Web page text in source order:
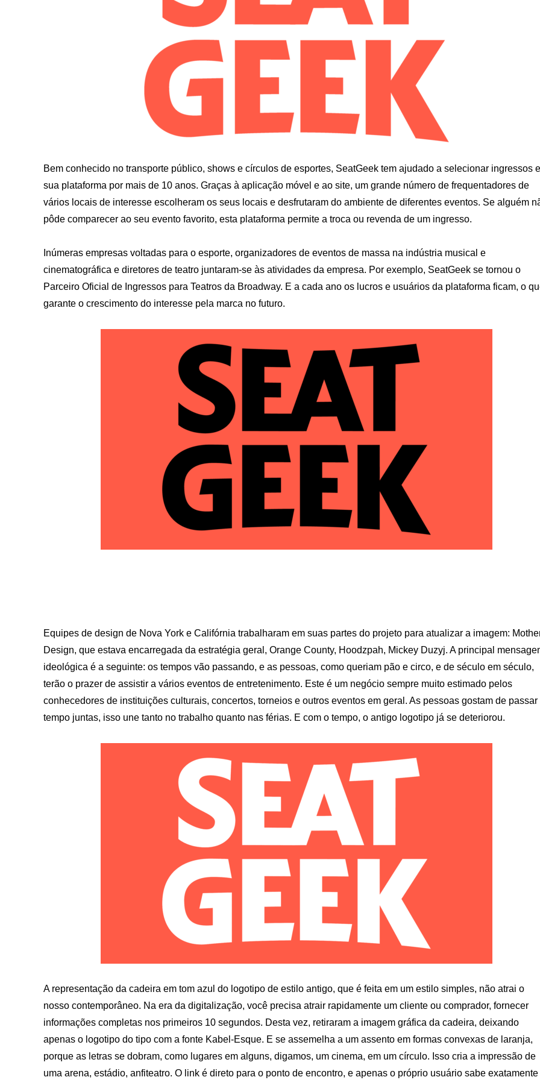
Bem conhecido no transporte público, shows e círculos de esportes, SeatGeek tem ajudado a selecionar ingressos
sua plataforma por mais de 10 anos. Graças à aplicação móvel e ao site, um grande número de frequentadores de
vários locais de interesse escolheram os seus locais e desfrutaram do ambiente de diferentes eventos. Se alguém
pôde comparecer ao seu evento favorito, esta plataforma permite a troca ou revenda de um ingresso.
Inúmeras empresas voltadas para o esporte, organizadores de eventos de massa na indústria musical e
cinematográfica e diretores de teatro juntaram-se às atividades da empresa. Por exemplo, SeatGeek se tornou o
Parceiro Oficial de Ingressos para Teatros da Broadway. E a cada ano os lucros e usuários da plataforma ficam, o
garante o crescimento do interesse pela marca no futuro.
Equipes de design de Nova York e Califórnia trabalharam em suas partes do projeto para atualizar a imagem:
Design, que estava encarregada da estratégia geral, Orange County, Hoodzpah, Mickey Duzyj. A principal
ideológica é a seguinte: os tempos vão passando, e as pessoas, como queriam pão e circo, e de século em século,
terão o prazer de assistir a vários eventos de entretenimento. Este é um negócio sempre muito estimado pelos
conhecedores de instituições culturais, concertos, torneios e outros eventos em geral. As pessoas gostam de passar
tempo juntas, isso une tanto no trabalho quanto nas férias. E com o tempo, o antigo logotipo já se deteriorou.
A representação da cadeira em tom azul do logotipo de estilo antigo, que é feita em um estilo simples, não atrai o
nosso contemporâneo. Na era da digitalização, você precisa atrair rapidamente um cliente ou comprador, fornecer
informações completas nos primeiros 10 segundos. Desta vez, retiraram a imagem gráfica da cadeira, deixando
apenas o logotipo do tipo com a fonte Kabel-Esque. E se assemelha a um assento em formas convexas de laranja,
porque as letras se dobram, como lugares em alguns, digamos, um cinema, em um círculo. Isso cria a impressão de
uma arena, estádio, anfiteatro. O link é direto para o ponto de encontro, e apenas o próprio usuário sabe exatamente